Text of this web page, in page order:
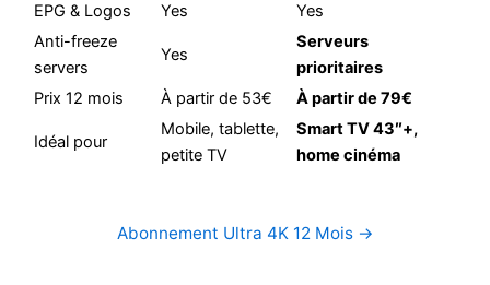
EPG & Logos
Yes
Yes
Anti-freeze
servers
Yes
Serveurs
prioritaires
Prix 12 mois
À partir de 53€ À partir de 79€
Idéal pour
Mobile, tablette,
petite TV
Smart TV 43″+,
home cinéma
Abonnement Ultra 4K 12 Mois →